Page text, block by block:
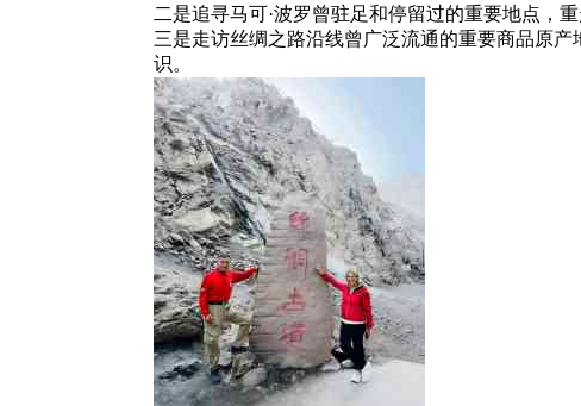
二是追寻马可·波罗曾驻足和停留过的重要地点，
三是走访丝绸之路沿线曾广泛流通的重要商品原
识。